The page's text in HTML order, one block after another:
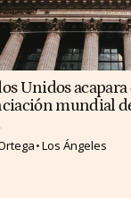
Unidos acapara
mundial
Los Ángeles